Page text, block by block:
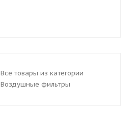
Все товары из категории
Воздушные фильтры